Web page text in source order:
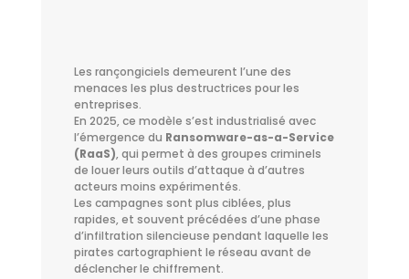
Les rançongiciels demeurent l’une des
menaces les plus destructrices pour les
entreprises.
En 2025, ce modèle s’est industrialisé avec
l’émergence du Ransomware-as-a-Service
(RaaS), qui permet à des groupes criminels
de louer leurs outils d’attaque à d’autres
acteurs moins expérimentés.
Les campagnes sont plus ciblées, plus
rapides, et souvent précédées d’une phase
d’infiltration silencieuse pendant laquelle les
pirates cartographient le réseau avant de
déclencher le chiffrement.